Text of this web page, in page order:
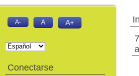
A- A A+
Conectarse